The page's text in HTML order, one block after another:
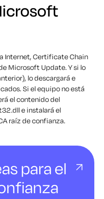
Internet, Certificate Chain
Microsoft Update. Y si lo
lo descargará e
Si el equipo no está
el contenido del
e instalará el
raíz de confianza.
para el